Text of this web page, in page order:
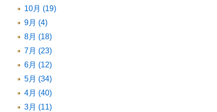
10月 (19)
9月 (4)
8月 (18)
7月 (23)
6月 (12)
5月 (34)
4月 (40)
3月 (11)